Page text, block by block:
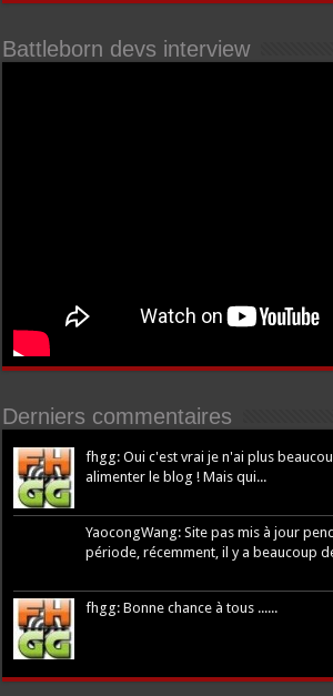
Battleborn devs interview
Derniers commentaires
fhgg: Oui c'est vrai je n'ai plus
alimenter le blog ! Mais qui...
YaocongWang: Site pas mis à jour
période, récemment, il y a beaucoup
fhgg: Bonne chance à tous ......